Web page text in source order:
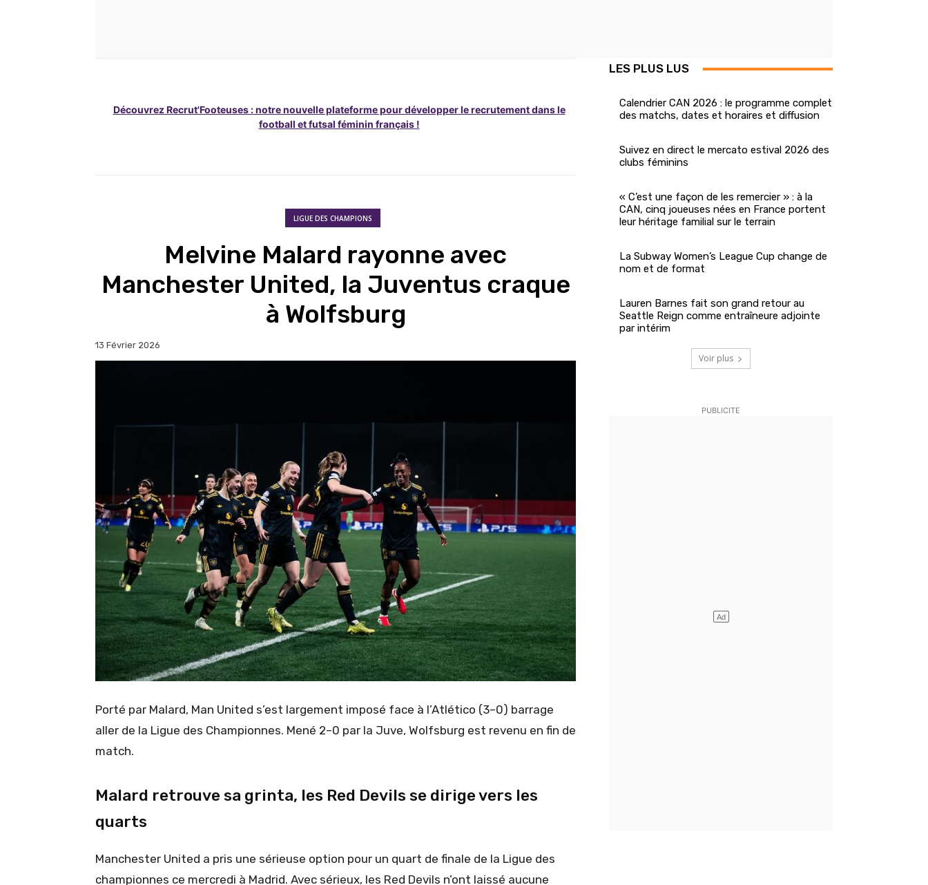
Découvrez Recrut'Footeuses : notre nouvelle plateforme pour développer le recrutement dans le
football et futsal féminin français !
LIGUE DES CHAMPIONS
Melvine Malard rayonne avec
Manchester United, la Juventus craque
à Wolfsburg
13 Février 2026
Porté par Malard, Man United s’est largement imposé face à l’Atlético (3–0) barrage
aller de la Ligue des Championnes. Mené 2–0 par la Juve, Wolfsburg est revenu en fin de
match.
Malard retrouve sa grinta, les Red Devils se dirige vers les
quarts
Manchester United a pris une sérieuse option pour un quart de finale de la Ligue des
championnes ce mercredi à Madrid. Avec sérieux, les Red Devils n’ont laissé aucune
LES PLUS LUS
Calendrier CAN 2026 : le programme complet
des matchs, dates et horaires et diffusion
Suivez en direct le mercato estival 2026 des
clubs féminins
« C’est une façon de les remercier » : à la
CAN, cinq joueuses nées en France portent
leur héritage familial sur le terrain
La Subway Women’s League Cup change de
nom et de format
Lauren Barnes fait son grand retour au
Seattle Reign comme entraîneure adjointe
par intérim
Voir plus